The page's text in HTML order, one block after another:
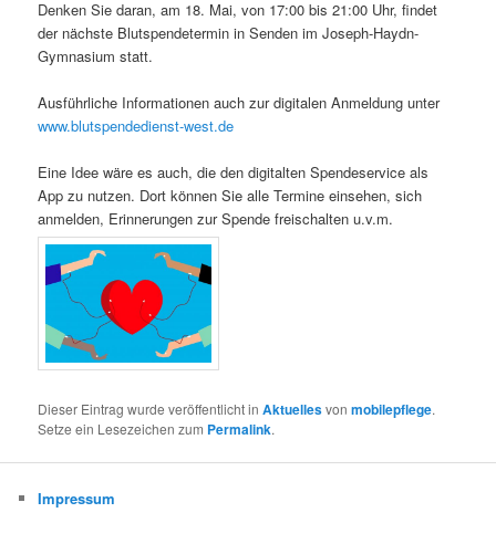
Denken Sie daran, am 18. Mai, von 17:00 bis 21:00 Uhr, findet
der nächste Blutspendetermin in Senden im Joseph-Haydn-
Gymnasium statt.
Ausführliche Informationen auch zur digitalen Anmeldung unter
www.blutspendedienst-west.de
Eine Idee wäre es auch, die den digitalten Spendeservice als
App zu nutzen. Dort können Sie alle Termine einsehen, sich
anmelden, Erinnerungen zur Spende freischalten u.v.m.
Dieser Eintrag wurde veröffentlicht inAktuellesvonmobilepflege.
Setze ein Lesezeichen zum Permalink.
Impressum